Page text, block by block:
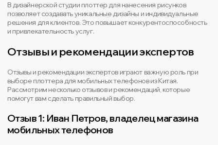
В дизайнерской студии плоттер для нанесения рисунков
позволяет создавать уникальные дизайны и индивидуальные
решения для клиентов. Это повышает конкурентоспособность
и привлекательность услуг.
Отзывы и рекомендации экспертов
Отзывы и рекомендации экспертов играют важную роль при
выборе плоттера для мобильных телефонов из Китая.
Рассмотрим несколько отзывов и рекомендаций, которые
помогут вам сделать правильный выбор.
Отзыв 1: Иван Петров, владелец магазина
мобильных телефонов